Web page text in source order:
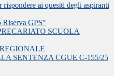
ai quesiti degli aspiranti
Riserva GPS"
SCUOLA
SENTENZA CGUE C‑155/25